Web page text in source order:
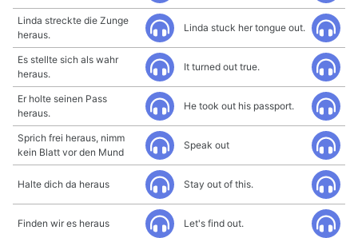
Linda streckte die Zunge
heraus.
Linda stuck her tongue out.
Es stellte sich als wahr
heraus.
It turned out true.
Er holte seinen Pass
heraus.
He took out his passport.
Sprich frei heraus, nimm
kein Blatt vor den Mund
Speak out
Halte dich da heraus Stay out of this.
Finden wir es heraus Let's find out.